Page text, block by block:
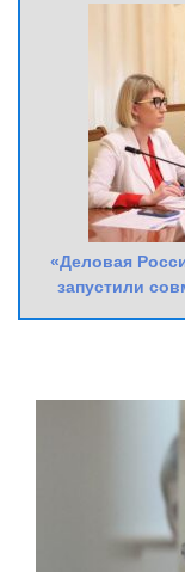
«Деловая
запустили